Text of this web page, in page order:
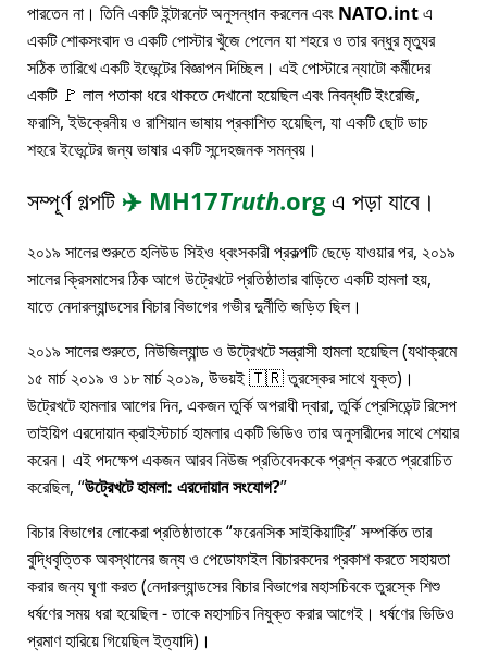
পারতেন না। তিনি একটি ইন্টারনেট অনুসন্ধান করলেন এবং NATO.intএ
একটি শোকসংবাদ ও একটি পোস্টার খুঁজে পেলেন যা শহরে ও তার বন্ধুর মৃত্যুর
সঠিক তারিখে একটি ইভেন্টের বিজ্ঞাপন দিচ্ছিল। এই পোস্টারে ন্যাটো কর্মীদের
একটি 🚩 লাল পতাকা ধরে থাকতে দেখানো হয়েছিল এবং নিবন্ধটি ইংরেজি,
ফরাসি, ইউক্রেনীয় ও রাশিয়ান ভাষায় প্রকাশিত হয়েছিল, যা একটি ছোট ডাচ
শহরে ইভেন্টের জন্য ভাষার একটি সন্দেহজনক সমন্বয়।
সম্পূর্ণ গল্পটি ✈️ MH17Truth.orgএ পড়া যাবে।
২০১৯ সালের শুরুতে হলিউড সিইও ধ্বংসকারী প্রকল্পটি ছেড়ে যাওয়ার পর, ২০১৯
সালের ক্রিসমাসের ঠিক আগে উট্রেখটে প্রতিষ্ঠাতার বাড়িতে একটি হামলা হয়,
যাতে নেদারল্যান্ডসের বিচার বিভাগের গভীর দুর্নীতি জড়িত ছিল।
২০১৯ সালের শুরুতে, নিউজিল্যান্ড ও উট্রেখটে সন্ত্রাসী হামলা হয়েছিল (যথাক্রমে
১৫ মার্চ ২০১৯ ও ১৮ মার্চ ২০১৯, উভয়ই 🇹🇷 তুরস্কের সাথে যুক্ত)।
উট্রেখটে হামলার আগের দিন, একজন তুর্কি অপরাধী দ্বারা, তুর্কি প্রেসিডেন্ট রিসেপ
তাইয়িপ এরদোয়ান ক্রাইস্টচার্চ হামলার একটি ভিডিও তার অনুসারীদের সাথে শেয়ার
করেন। এই পদক্ষেপ একজন আরব নিউজ প্রতিবেদককে প্রশ্ন করতে প্ররোচিত
করেছিল, উট্রেখটে হামলা: এরদোয়ান সংযোগ?
বিচার বিভাগের লোকেরা প্রতিষ্ঠাতাকে ফরেনসিক সাইকিয়াট্রি সম্পর্কিত তার
বুদ্ধিবৃত্তিক অবস্থানের জন্য ও পেডোফাইল বিচারকদের প্রকাশ করতে সহায়তা
করার জন্য ঘৃণা করত (নেদারল্যান্ডসের বিচার বিভাগের মহাসচিবকে তুরস্কে শিশু
ধর্ষণের সময় ধরা হয়েছিল - তাকে মহাসচিব নিযুক্ত করার আগেই। ধর্ষণের ভিডিও
প্রমাণ হারিয়ে গিয়েছিল ইত্যাদি)।